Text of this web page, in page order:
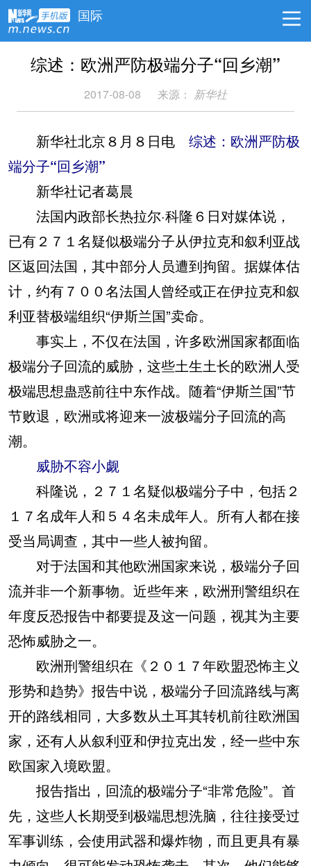
国际
综述：欧洲严防极端分子“回乡潮”
2017-08-08 来源： 新华社
新华社北京８月８日电 综述：欧洲严防极
端分子“回乡潮”
新华社记者葛晨
法国内政部长热拉尔·科隆６日对媒体说，
已有２７１名疑似极端分子从伊拉克和叙利亚战
区返回法国，其中部分人员遭到拘留。据媒体估
计，约有７００名法国人曾经或正在伊拉克和叙
利亚替极端组织“伊斯兰国”卖命。
事实上，不仅在法国，许多欧洲国家都面临
极端分子回流的威胁，这些土生土长的欧洲人受
极端思想蛊惑前往中东作战。随着“伊斯兰国”节
节败退，欧洲或将迎来一波极端分子回流的高
潮。
威胁不容小觑
科隆说，２７１名疑似极端分子中，包括２
１７名成年人和５４名未成年人。所有人都在接
受当局调查，其中一些人被拘留。
对于法国和其他欧洲国家来说，极端分子回
流并非一个新事物。近些年来，欧洲刑警组织在
年度反恐报告中都要提及这一问题，视其为主要
恐怖威胁之一。
欧洲刑警组织在《２０１７年欧盟恐怖主义
形势和趋势》报告中说，极端分子回流路线与离
开的路线相同，大多数从土耳其转机前往欧洲国
家，还有人从叙利亚和伊拉克出发，经一些中东
欧国家入境欧盟。
报告指出，回流的极端分子“非常危险”。首
先，这些人长期受到极端思想洗脑，往往接受过
军事训练，会使用武器和爆炸物，而且更具有暴